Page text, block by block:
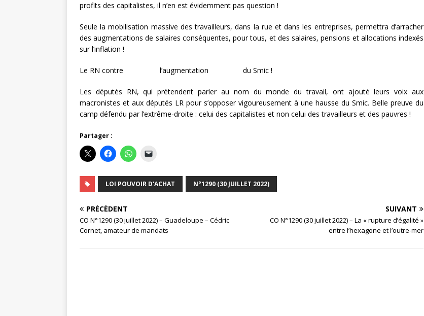
profits des capitalistes, il n’en est évidemment pas question !
Seule la mobilisation massive des travailleurs, dans la rue et dans les entreprises, permettra d’arracher
des augmentations de salaires conséquentes, pour tous, et des salaires, pensions et allocations indexés
sur l’inflation !
Le RN contre l’augmentation du Smic !
Les députés RN, qui prétendent parler au nom du monde du travail, ont ajouté leurs voix aux
macronistes et aux députés LR pour s’opposer vigoureusement à une hausse du Smic. Belle preuve du
camp défendu par l’extrême-droite : celui des capitalistes et non celui des travailleurs et des pauvres !
Partager :
LOI POUVOIR D'ACHAT N°1290 (30 JUILLET 2022)
PRÉCÉDENT
CO N°1290 (30 juillet 2022) – Guadeloupe – Cédric
Cornet, amateur de mandats
SUIVANT
CO N°1290 (30 juillet 2022) – La « rupture d’égalité »
entre l’hexagone et l’outre-mer